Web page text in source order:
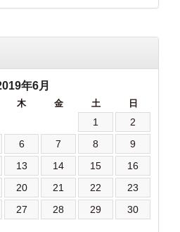
年6月
木 金 土 日
1
2
6 7 8
9
13 14 15
16
20 21 22
23
27 28 29
30